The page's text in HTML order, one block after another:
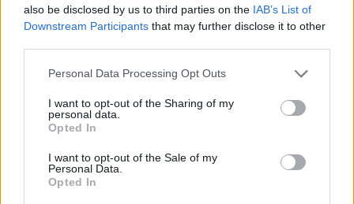
also be disclosed by us to third parties on the IAB’s List of
Downstream Participants that may further disclose it to other
Please note that this website/app uses one or more Google
not limited to your visit or usage behaviour. You may click to
grant or deny consent to Google and its third-party tags to
use your data for below specified purposes in below Google
consent section.
Personal Data Processing Opt Outs
I want to opt-out of the Sharing of my
personal data.
Opted In
I want to opt-out of the Sale of my
Personal Data.
Opted In
Τραγωδία στην Πάρο:
σε πισίνα
Πώς η
από την
θαλάσσης